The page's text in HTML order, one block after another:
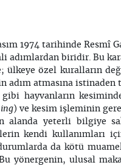
1974 tarihinde Resmî
adımlardan biridir. Bu
ülkeye özel kuralların
atmasına
hayvanların
) ve kesim işleminin
alanda yeterli bilgiye
kendi kullanımları
da kötü
yönergenin, ulusal